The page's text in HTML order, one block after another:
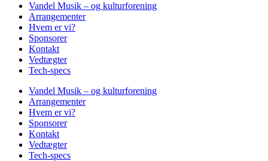
Vandel Musik – og kulturforening
Arrangementer
Hvem er vi?
Sponsorer
Kontakt
Vedtægter
Tech-specs
Vandel Musik – og kulturforening
Arrangementer
Hvem er vi?
Sponsorer
Kontakt
Vedtægter
Tech-specs